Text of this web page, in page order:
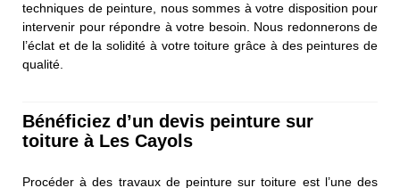
techniques de peinture, nous sommes à votre disposition pour
intervenir pour répondre à votre besoin. Nous redonnerons de
l’éclat et de la solidité à votre toiture grâce à des peintures de
qualité.
Bénéficiez d’un devis peinture sur
toiture à Les Cayols
Procéder à des travaux de peinture sur toiture est l’une des